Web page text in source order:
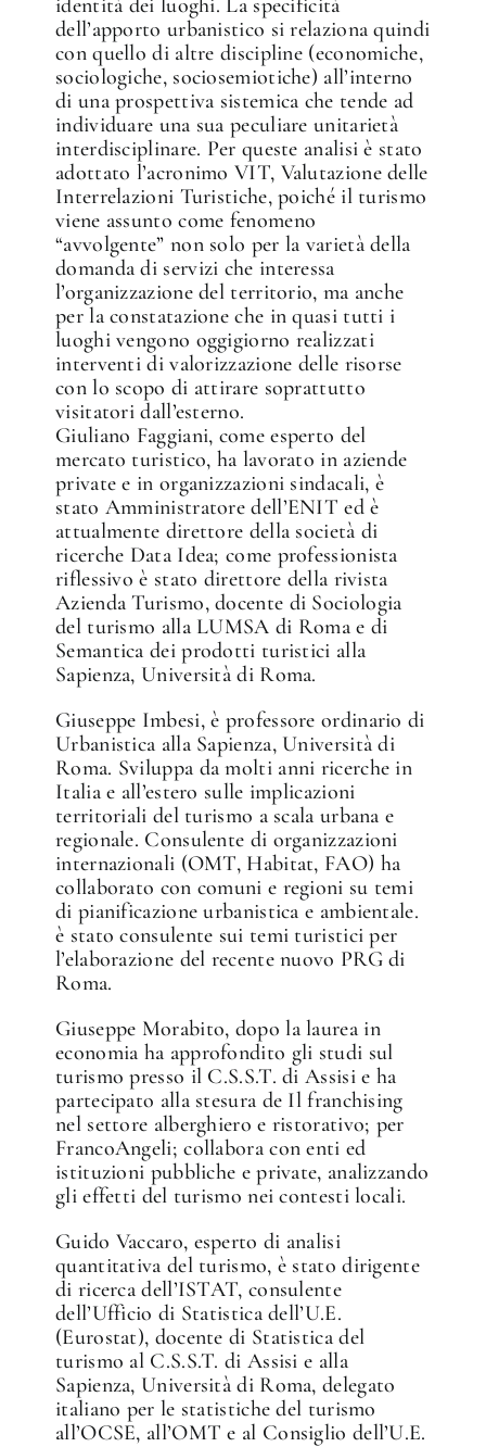
dell’apporto urbanistico si relaziona quindi
con quello di altre discipline (economiche,
sociologiche, sociosemiotiche) all’interno
di una prospettiva sistemica che tende ad
individuare una sua peculiare unitarietà
interdisciplinare. Per queste analisi è stato
adottato l’acronimo VIT, Valutazione delle
Interrelazioni Turistiche, poiché il turismo
viene assunto come fenomeno
“avvolgente” non solo per la varietà della
domanda di servizi che interessa
l’organizzazione del territorio, ma anche
per la constatazione che in quasi tutti i
luoghi vengono oggigiorno realizzati
interventi di valorizzazione delle risorse
con lo scopo di attirare soprattutto
visitatori dall’esterno.
Giuliano Faggiani, come esperto del
mercato turistico, ha lavorato in aziende
private e in organizzazioni sindacali, è
stato Amministratore dell’ENIT ed è
attualmente direttore della società di
ricerche Data Idea; come professionista
riflessivo è stato direttore della rivista
Azienda Turismo, docente di Sociologia
del turismo alla LUMSA di Roma e di
Semantica dei prodotti turistici alla
Sapienza, Università di Roma.
Giuseppe Imbesi, è professore ordinario di
Urbanistica alla Sapienza, Università di
Roma. Sviluppa da molti anni ricerche in
Italia e all’estero sulle implicazioni
territoriali del turismo a scala urbana e
regionale. Consulente di organizzazioni
internazionali (OMT, Habitat, FAO) ha
collaborato con comuni e regioni su temi
di pianificazione urbanistica e ambientale.
è stato consulente sui temi turistici per
l’elaborazione del recente nuovo PRG di
Roma.
Giuseppe Morabito, dopo la laurea in
economia ha approfondito gli studi sul
turismo presso il C.S.S.T. di Assisi e ha
partecipato alla stesura de Il franchising
nel settore alberghiero e ristorativo; per
FrancoAngeli; collabora con enti ed
istituzioni pubbliche e private, analizzando
gli effetti del turismo nei contesti locali.
Guido Vaccaro, esperto di analisi
quantitativa del turismo, è stato dirigente
di ricerca dell’ISTAT, consulente
dell’Ufficio di Statistica dell’U.E.
(Eurostat), docente di Statistica del
turismo al C.S.S.T. di Assisi e alla
Sapienza, Università di Roma, delegato
italiano per le statistiche del turismo
all’OCSE, all’OMT e al Consiglio dell’U.E.